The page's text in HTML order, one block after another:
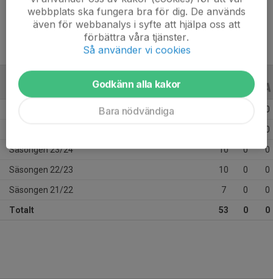
Ålder
15 år
ALLA SERIER ALLA ÅR
0
0
Säsongen 23/24 10 0 0
Säsongen 22/23 10 0 0
Säsongen 21/22 7 0 0
Totalt 53 0 0
webbplats ska fungera bra för dig. De används
även för webbanalys i syfte att hjälpa oss att
förbättra våra tjänster.
Så använder vi cookies
Godkänn alla kakor
Bara nödvändiga